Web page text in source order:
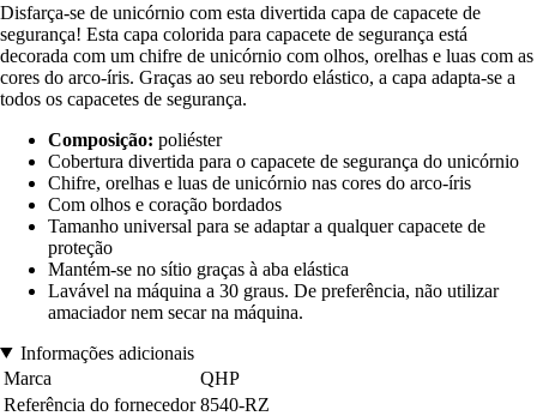
Disfarça-se de unicórnio com esta divertida capa de capacete de
segurança! Esta capa colorida para capacete de segurança está
decorada com um chifre de unicórnio com olhos, orelhas e luas com as
cores do arco-íris. Graças ao seu rebordo elástico, a capa adapta-se a
todos os capacetes de segurança.
Composição: poliéster
Cobertura divertida para o capacete de segurança do unicórnio
Chifre, orelhas e luas de unicórnio nas cores do arco-íris
Com olhos e coração bordados
Tamanho universal para se adaptar a qualquer capacete de
proteção
Mantém-se no sítio graças à aba elástica
Lavável na máquina a 30 graus. De preferência, não utilizar
amaciador nem secar na máquina.
Informações adicionais
Marca
QHP
Referência do fornecedor 8540-RZ